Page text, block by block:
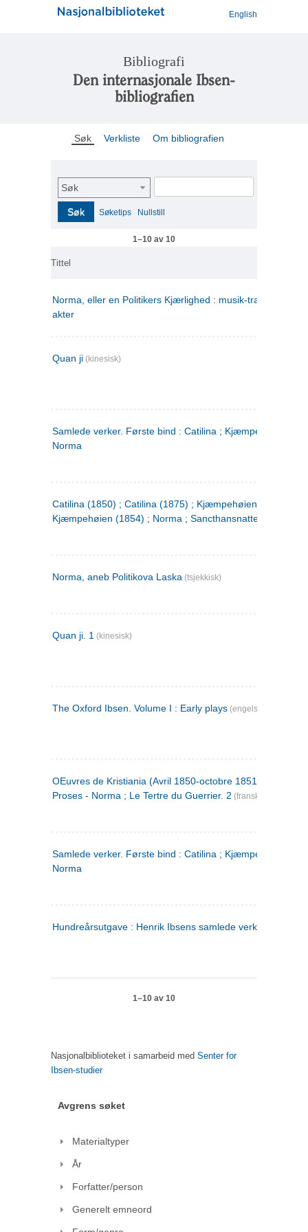
English
Bibliografi
Den internasjonale Ibsen-
bibliografien
Søk Verkliste Om bibliografien
Søk
Søk Søketips Nullstill
1–10 av 10
Tittel
Norma, eller en Politikers Kjærlighed : musik-tragedie i tre
akter
Quan ji (kinesisk)
Samlede verker. Første bind : Catilina ; Kjæmpehøien ;
Norma
Catilina (1850) ; Catilina (1875) ; Kjæmpehøien (1850) ;
Kjæmpehøien (1854) ; Norma ; Sancthansnatten
Norma, aneb Politikova Laska (tsjekkisk)
Quan ji. 1 (kinesisk)
The Oxford Ibsen. Volume I : Early plays (engelsk)
OEuvres de Kristiania (Avril 1850-octobre 1851) : Poèmes
Proses - Norma ; Le Tertre du Guerrier. 2 (fransk)
Samlede verker. Første bind : Catilina ; Kjæmpehøien ;
Norma
Hundreårsutgave : Henrik Ibsens samlede verker. 1
1–10 av 10
Nasjonalbiblioteket i samarbeid med Senter for
Ibsen-studier
Avgrens søket
Materialtyper
År
Forfatter/person
Generelt emneord